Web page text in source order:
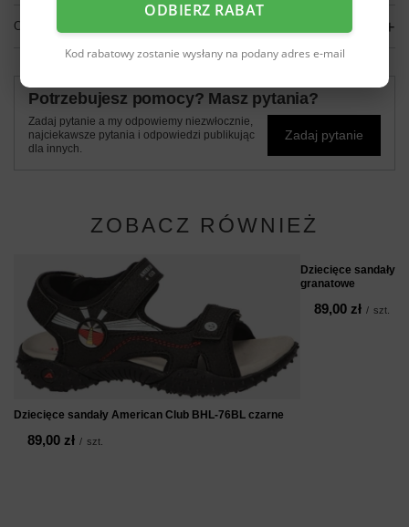
OPINIE
Potrzebujesz pomocy? Masz pytania?
Zadaj pytanie a my odpowiemy niezwłocznie,
najciekawsze pytania i odpowiedzi publikując
dla innych.
Zadaj pytanie
ZOBACZ RÓWNIEŻ
Dziecięce sandały American Club BHL-76BL czarne
89,00 zł / szt.
Dziecięce sandały
granatowe
89,00 zł / szt.
ODBIERZ RABAT
Kod rabatowy zostanie wysłany na podany adres e-mail